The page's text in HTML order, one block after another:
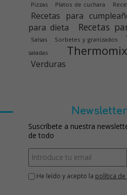
Pizzas Platos de cuchara
Recetas para
para dieta
Recetas
Salsas Sorbetes y granizados
saladas
Thermomix
Verduras
Newsletter
Suscríbete a nuestra
de todo
He leído y acepto la política